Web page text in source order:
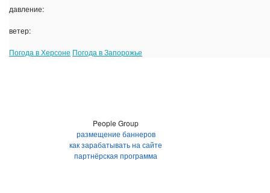
давление:
ветер:
Погода в Херсоне Погода в Запорожье
People Group
размещение баннеров
как зарабатывать на сайте
партнёрская программа